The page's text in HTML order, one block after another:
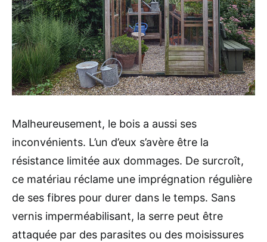
Malheureusement, le bois a aussi ses
inconvénients. L’un d’eux s’avère être la
résistance limitée aux dommages. De surcroît,
ce matériau réclame une imprégnation régulière
de ses fibres pour durer dans le temps. Sans
vernis imperméabilisant, la serre peut être
attaquée par des parasites ou des moisissures